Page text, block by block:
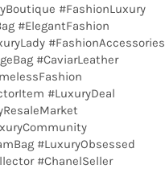
#FashionLuxury
#ElegantFashion
#FashionAccessories
#CaviarLeather
#LuxuryDeal
#LuxuryObsessed
#ChanelSeller